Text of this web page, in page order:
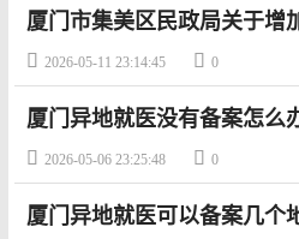
厦门市集美区民政局关于增
动的通知
 2026-05-11 23:14:45  0
厦门异地就医没有备案怎么
 2026-05-06 23:25:48  0
厦门异地就医可以备案几个